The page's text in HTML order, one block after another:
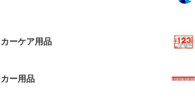
カーケア用品
カー用品